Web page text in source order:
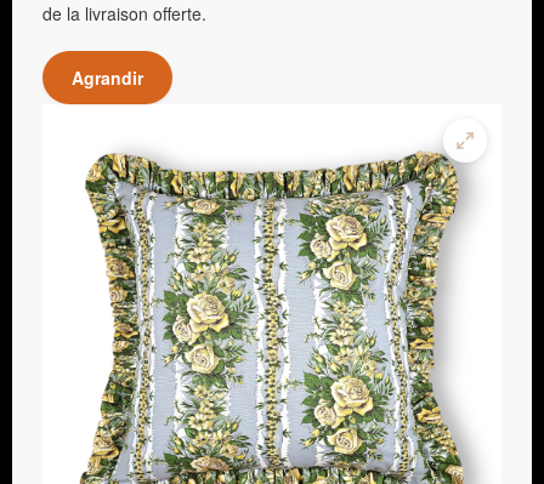
de la livraison offerte.
Agrandir